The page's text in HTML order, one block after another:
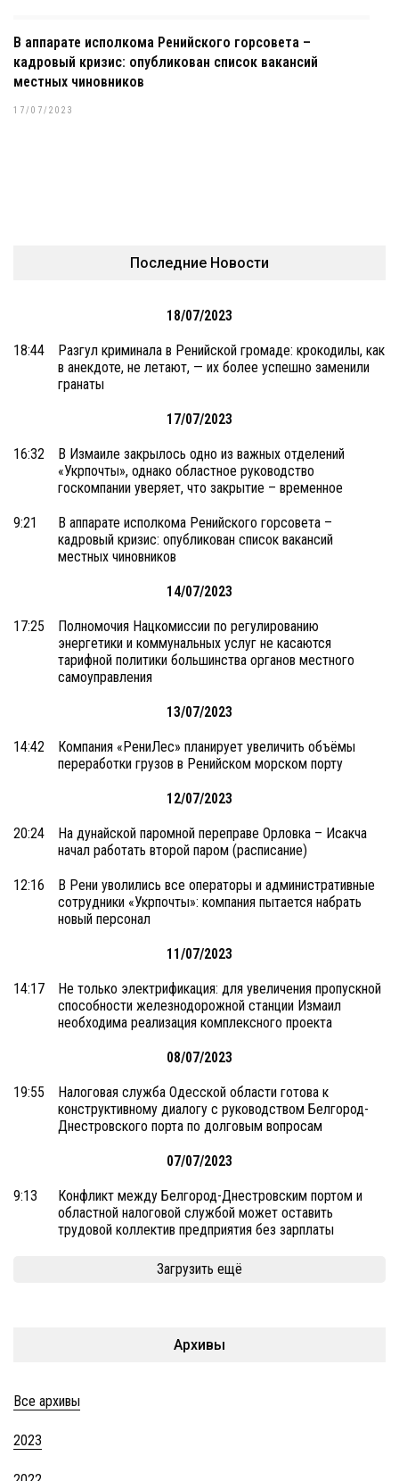
В аппарате исполкома Ренийского горсовета –
кадровый кризис: опубликован список вакансий
местных чиновников
17/07/2023
Последние Новости
18/07/2023
18:44
Разгул криминала в Ренийской громаде: крокодилы, как
в анекдоте, не летают, — их более успешно заменили
гранаты
17/07/2023
16:32
В Измаиле закрылось одно из важных отделений
«Укрпочты», однако областное руководство
госкомпании уверяет, что закрытие – временное
9:21
В аппарате исполкома Ренийского горсовета –
кадровый кризис: опубликован список вакансий
местных чиновников
14/07/2023
17:25
Полномочия Нацкомиссии по регулированию
энергетики и коммунальных услуг не касаются
тарифной политики большинства органов местного
самоуправления
13/07/2023
14:42
Компания «РениЛес» планирует увеличить объёмы
переработки грузов в Ренийском морском порту
12/07/2023
20:24
На дунайской паромной переправе Орловка – Исакча
начал работать второй паром (расписание)
12:16
В Рени уволились все операторы и административные
сотрудники «Укрпочты»: компания пытается набрать
новый персонал
11/07/2023
14:17
Не только электрификация: для увеличения пропускной
способности железнодорожной станции Измаил
необходима реализация комплексного проекта
08/07/2023
19:55
Налоговая служба Одесской области готова к
конструктивному диалогу с руководством Белгород-
Днестровского порта по долговым вопросам
07/07/2023
9:13
Конфликт между Белгород-Днестровским портом и
областной налоговой службой может оставить
трудовой коллектив предприятия без зарплаты
Загрузить ещё
Архивы
Все архивы
2023